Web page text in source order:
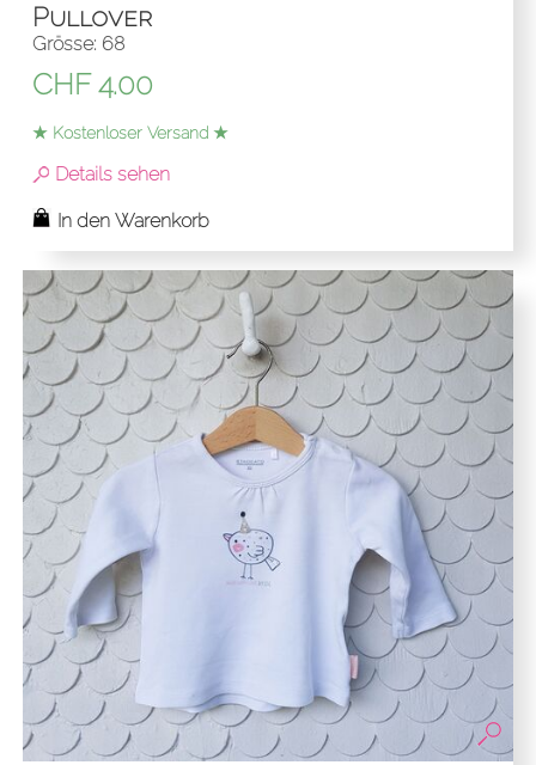
Pullover
Grösse: 68
CHF4.00
★ Kostenloser Versand ★
Details sehen